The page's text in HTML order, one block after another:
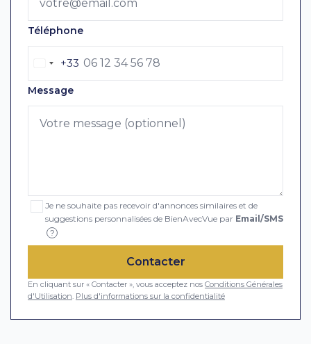
Téléphone
+33
Message
Je ne souhaite pas recevoir d'annonces similaires et de
suggestions personnalisées de BienAvecVue par Email/SMS
?
Contacter
En cliquant sur « Contacter », vous acceptez nos Conditions Générales
d'Utilisation Plus d'informations sur la confidentialité